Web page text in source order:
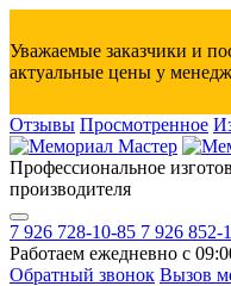
Уважаемые заказчики и
актуальные цены у
Отзывы Просмотренное
Профессиональное
производителя
7 926 728-10-85 7 926 852-
Работаем ежедневно с
Обратный звонок Вызов